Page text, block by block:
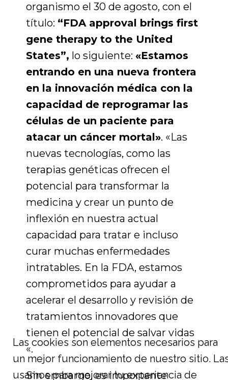
organismo el 30 de agosto, con el
título: “FDA approval brings first
gene therapy to the United
States”, lo siguiente: «Estamos
entrando en una nueva frontera
en la innovación médica con la
capacidad de reprogramar las
células de un paciente para
atacar un cáncer mortal». «Las
nuevas tecnologías, como las
terapias genéticas ofrecen el
potencial para transformar la
medicina y crear un punto de
inflexión en nuestra actual
capacidad para tratar e incluso
curar muchas enfermedades
intratables. En la FDA, estamos
comprometidos para ayudar a
acelerar el desarrollo y revisión de
tratamientos innovadores que
tienen el potencial de salvar vidas
«.
Sin embargo, es importante
Las cookies son elementos necesarios para
un mejor funcionamiento de nuestro sitio.
usamos para mejorar tu experiencia de